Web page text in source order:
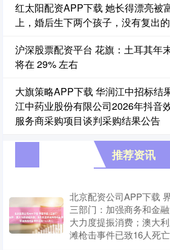
红太阳配资APP下载 她长得漂亮被
上，婚后生下两个孩子，没有复出
沪深股票配资平台 花旗：土耳其年
将在 29% 左右
大旗策略APP下载 华润江中招标结
江中药业股份有限公司2026年抖音
服务商采购项目谈判采购结果公告
推荐资讯
北京配资公司APP下载
三部门：加强商务和金
大力度提振消费；澳大
滩枪击事件已致16人死亡